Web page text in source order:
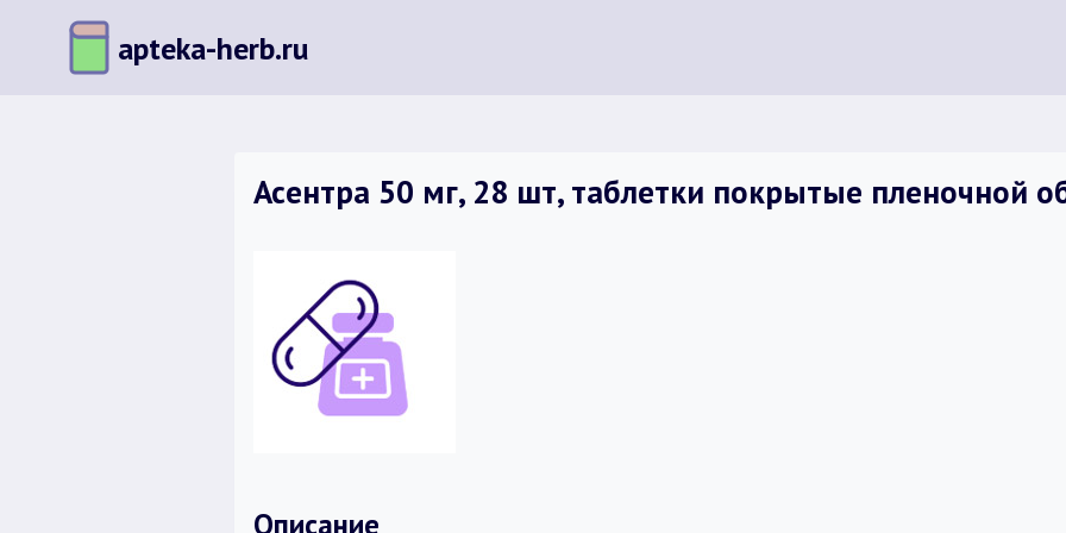
содержимому
apteka-herb.ru
Асентра 50 мг, 28 шт, таблетки покрытые пленочной
Описание